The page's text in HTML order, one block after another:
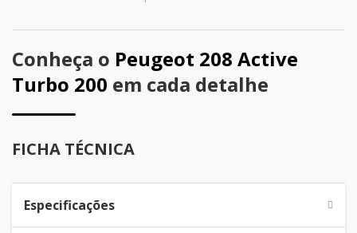
Conheça o Peugeot 208 Active
Turbo 200 em cada detalhe
FICHA TÉCNICA
Especificações